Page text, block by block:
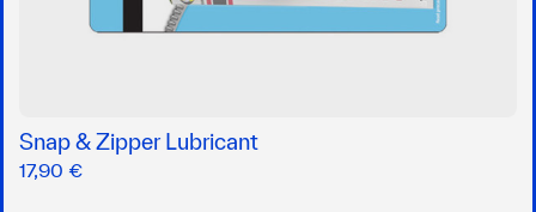
Snap & Zipper Lubricant
17,90 €